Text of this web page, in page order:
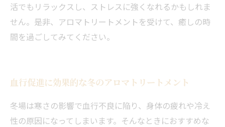
活でもリラックスし、ストレスに強くなれるかもしれま
せん。是非、アロマトリートメントを受けて、癒しの時
間を過ごしてみてください。
血行促進に効果的な冬のアロマトリートメント
冬場は寒さの影響で血行不良に陥り、身体の疲れや冷え
性の原因になってしまいます。そんなときにおすすめな